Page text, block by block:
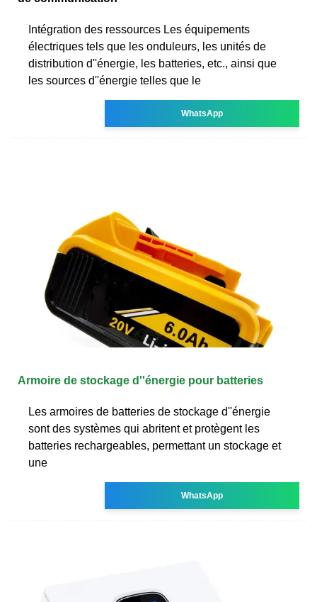
Intégration des ressources Les équipements
électriques tels que les onduleurs, les unités de
distribution d''énergie, les batteries, etc., ainsi que
les sources d''énergie telles que le
WhatsApp
Armoire de stockage d''énergie pour batteries
Les armoires de batteries de stockage d''énergie
sont des systèmes qui abritent et protègent les
batteries rechargeables, permettant un stockage et
une
WhatsApp